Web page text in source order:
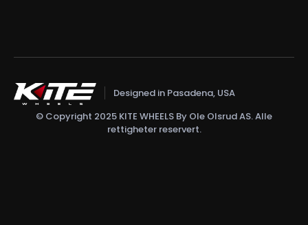
Designed in Pasadena, USA
© Copyright 2025 KITE WHEELS By Ole Olsrud AS. Alle
rettigheter reservert.